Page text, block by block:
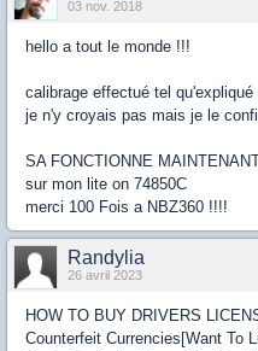
03 nov. 2018
hello a tout le monde !!!
calibrage effectué tel
je n'y croyais pas mais je le
SA FONCTIONNE
sur mon lite on 74850C
merci 100 Fois a NBZ360 !!!!
Randylia
26 avril 2023
HOW TO BUY DRIVERS
Counterfeit Currencies[Want To